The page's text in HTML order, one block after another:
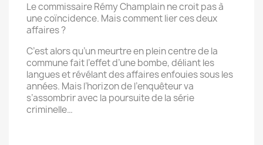
Le commissaire Rémy Champlain ne croit pas à
une coïncidence. Mais comment lier ces deux
affaires ?
C’est alors qu’un meurtre en plein centre de la
commune fait l’effet d’une bombe, déliant les
langues et révélant des affaires enfouies sous les
années. Mais l’horizon de l’enquêteur va
s’assombrir avec la poursuite de la série
criminelle…